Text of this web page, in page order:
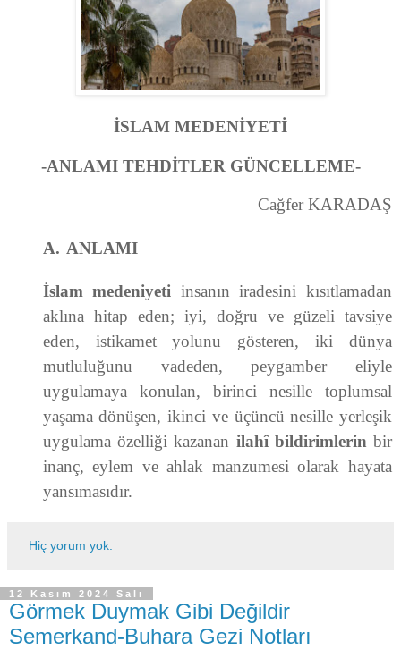
İSLAM MEDENİYETİ
-ANLAMI TEHDİTLER GÜNCELLEME-
Cağfer KARADAŞ
A. ANLAMI
İslam medeniyeti insanın iradesini kısıtlamadan
aklına hitap eden; iyi, doğru ve güzeli tavsiye
eden, istikamet yolunu gösteren, iki dünya
mutluluğunu vadeden, peygamber eliyle
uygulamaya konulan, birinci nesille toplumsal
yaşama dönüşen, ikinci ve üçüncü nesille yerleşik
uygulama özelliği kazanan ilahî bildirimlerin bir
inanç, eylem ve ahlak manzumesi olarak hayata
yansımasıdır.
Hiç yorum yok:
12 Kasım 2024 Salı
Görmek Duymak Gibi Değildir
Semerkand-Buhara Gezi Notları